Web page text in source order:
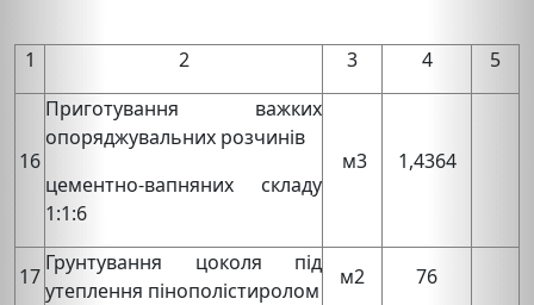
1 2 3 4 5
16
Приготування важких
опоряджувальних розчинів
цементно-вапняних складу
1:1:6
м3 1,4364
17
Грунтування цоколя під
утеплення пінополістиролом
м2 76